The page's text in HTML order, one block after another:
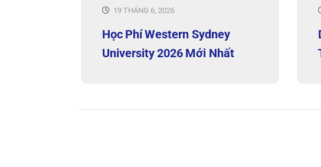
19 THÁNG 6, 2026
Học Phí Western Sydney
University 2026 Mới Nhất